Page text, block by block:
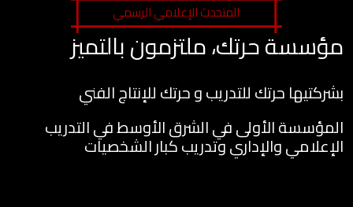
المتحدث الإعلامي الرسمي
مؤسسة حرتك، ملتزمون بالتميز
بشركتيها حرتك للتدريب و حرتك للإنتاج الفني
المؤسسة الأولى في الشرق الأوسط في التدريب
الإعلامي والإداري وتدريب كبار الشخصيات